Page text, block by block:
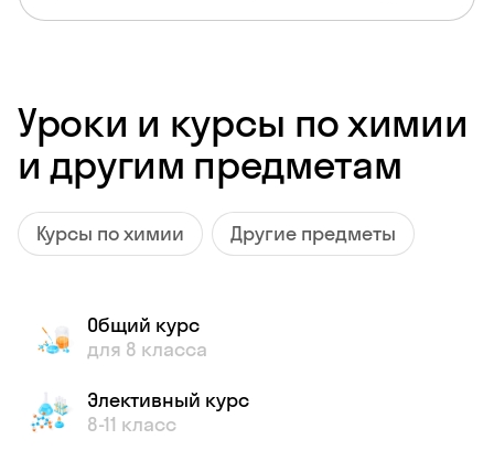
Уроки и курсы по химии
и другим предметам
Курсы по химии Другие предметы
Общий курс
для 8 класса
Элективный курс
8-11 класс